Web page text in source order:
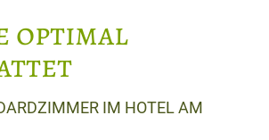
optimal
IM HOTEL AM